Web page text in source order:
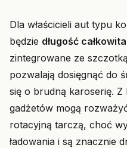
Dla właścicieli aut typu
będzie długość
zintegrowane ze
pozwalają dosięgnąć do
się o brudną karoserię.
gadżetów mogą
rotacyjną tarczą, choć
ładowania i są znacznie